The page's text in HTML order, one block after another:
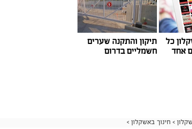
כל
אחד
תיקון והתקנה שערים
חשמליים בדרום
> חינוך באשקלון >